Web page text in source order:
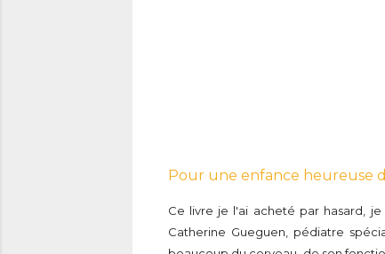
Pour une enfance heureuse
Ce livre je l'ai acheté par hasard,
Catherine Gueguen, pédiatre